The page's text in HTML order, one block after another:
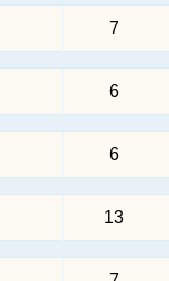
7
6
6
13